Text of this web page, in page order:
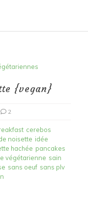
{vegan}
2
cerebos
noisette idée
hachée pancakes
végétarienne sain
sans oeuf sans plv